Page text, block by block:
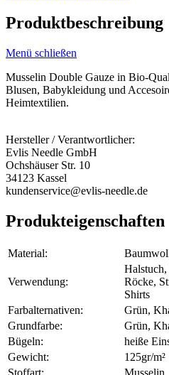
Produktbeschreibung
Menü schließen
Musselin Double Gauze in Bio-
Blusen, Babykleidung und
Heimtextilien.
Hersteller / Verantwortlicher:
Evlis Needle GmbH
Ochshäuser Str. 10
34123 Kassel
kundenservice@evlis-needle.de
Produkteigenschaften
Material:
Verwendung:
Röcke,
Shirts
Farbalternativen:
Grün,
Grundfarbe:
Grün,
Bügeln:
heiße
Gewicht:
125gr/m²